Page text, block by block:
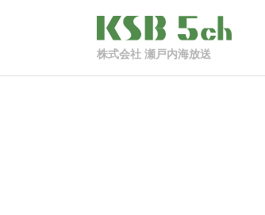
株式会社 瀬戸内海放送